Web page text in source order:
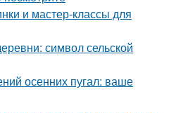
и мастер-классы для
символ сельской
осенних пугал: ваше